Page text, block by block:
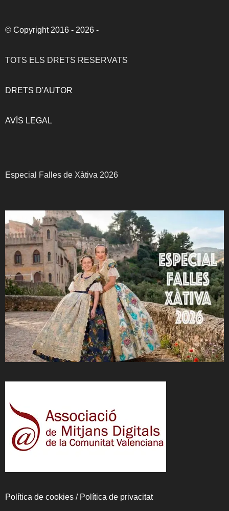
© Copyright 2016 - 2026 -
TOTS ELS DRETS RESERVATS
DRETS D'AUTOR
AVÍS LEGAL
Especial Falles de Xàtiva 2026
Política de cookies / Política de privacitat